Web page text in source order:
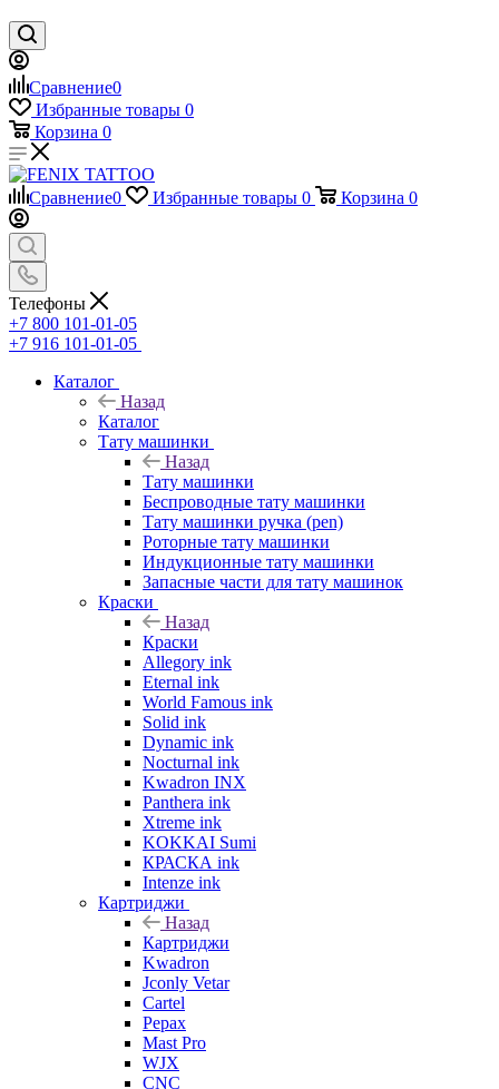
Сравнение0
Избранные товары 0
Корзина 0
Сравнение0 Избранные товары 0 Корзина 0
Телефоны
+7 800 101-01-05
+7 916 101-01-05
Каталог
Назад
Каталог
Тату машинки
Назад
Тату машинки
Беспроводные тату машинки
Тату машинки ручка (pen)
Роторные тату машинки
Индукционные тату машинки
Запасные части для тату машинок
Краски
Назад
Краски
Allegory ink
Eternal ink
World Famous ink
Solid ink
Dynamic ink
Nocturnal ink
Kwadron INX
Panthera ink
Xtreme ink
KOKKAI Sumi
КРАСКА ink
Intenze ink
Картриджи
Назад
Картриджи
Kwadron
Jconly Vetar
Cartel
Pepax
Mast Pro
WJX
CNC